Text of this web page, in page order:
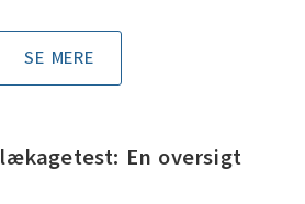
SE MERE
En oversigt